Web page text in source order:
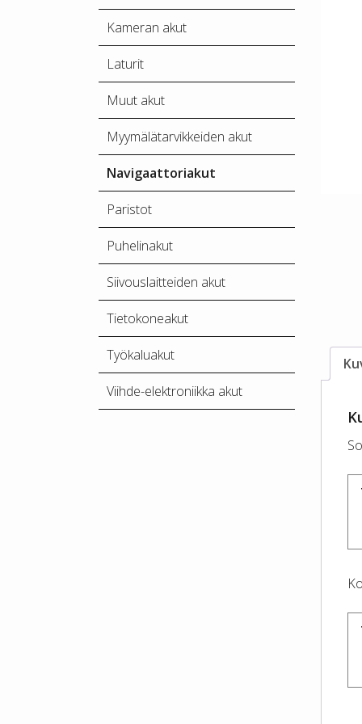
Kameran akut
Laturit
Muut akut
Myymälätarvikkeiden akut
Navigaattoriakut
Paristot
Puhelinakut
Siivouslaitteiden akut
Tietokoneakut
Työkaluakut
Viihde-elektroniikka akut